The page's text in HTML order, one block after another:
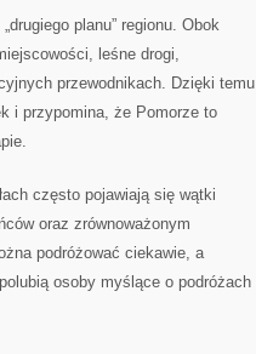
planu” regionu. Obok
leśne drogi,
przewodnikach. Dzięki temu
i przypomina, że Pomorze to
często pojawiają się wątki
oraz zrównoważonym
podróżować ciekawie, a
osoby myślące o podróżach